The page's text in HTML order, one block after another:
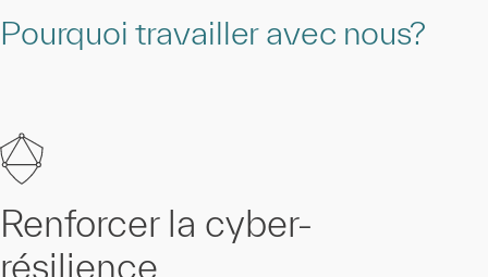
Pourquoi travailler avec nous?
Renforcer la cyber-
résilience